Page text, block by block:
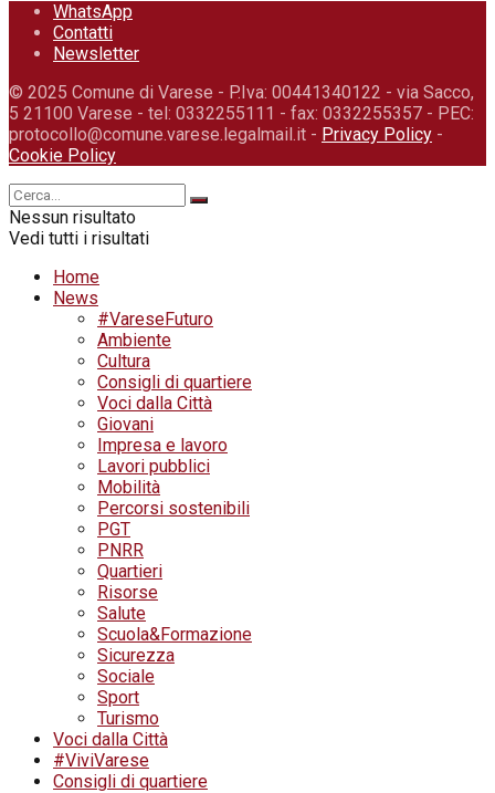
WhatsApp
Contatti
Newsletter
© 2025 Comune di Varese - P.Iva: 00441340122 - via Sacco,
5 21100 Varese - tel: 0332255111 - fax: 0332255357 - PEC:
protocollo@comune.varese.legalmail.it - Privacy Policy -
Cookie Policy
Nessun risultato
Vedi tutti i risultati
Home
News
#VareseFuturo
Ambiente
Cultura
Consigli di quartiere
Voci dalla Città
Giovani
Impresa e lavoro
Lavori pubblici
Mobilità
Percorsi sostenibili
PGT
PNRR
Quartieri
Risorse
Salute
Scuola&Formazione
Sicurezza
Sociale
Sport
Turismo
Voci dalla Città
#ViviVarese
Consigli di quartiere